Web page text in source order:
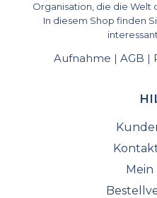
Organisation, die die Welt
In diesem Shop finden
Aufnahme | AGB |
Mein